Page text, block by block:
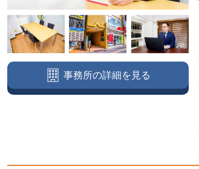
事務所の詳細を見る